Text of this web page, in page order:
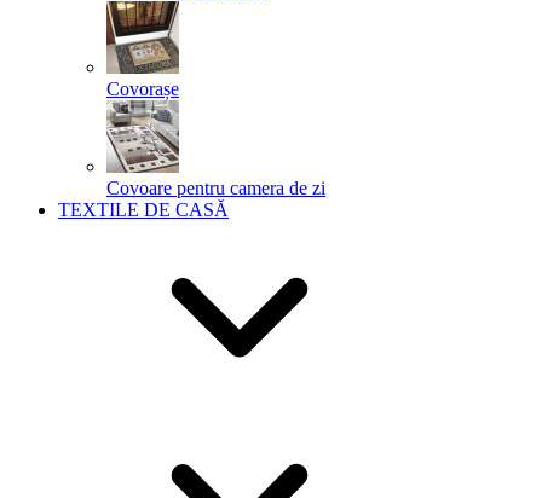
Covorașe
Covoare pentru camera de zi
TEXTILE DE CASĂ